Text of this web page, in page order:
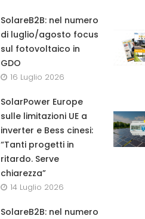
SolareB2B: nel numero
di luglio/agosto focus
sul fotovoltaico in
GDO
16 Luglio 2026
SolarPower Europe
sulle limitazioni UE a
inverter e Bess cinesi:
“Tanti progetti in
ritardo. Serve
chiarezza”
14 Luglio 2026
SolareB2B: nel numero